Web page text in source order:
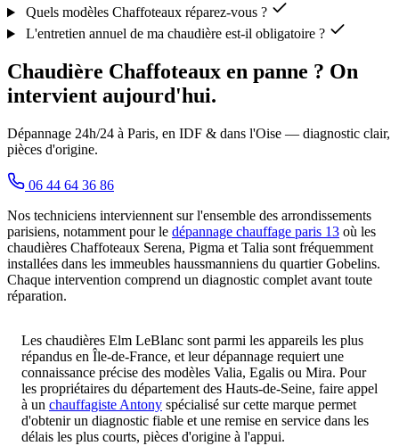
Quels modèles Chaffoteaux réparez-vous ?
L'entretien annuel de ma chaudière est-il obligatoire ?
Chaudière Chaffoteaux en panne ? On
intervient aujourd'hui.
Dépannage 24h/24 à Paris, en IDF & dans l'Oise — diagnostic clair,
pièces d'origine.
06 44 64 36 86
Nos techniciens interviennent sur l'ensemble des arrondissements
parisiens, notamment pour le dépannage chauffage paris 13 où les
chaudières Chaffoteaux Serena, Pigma et Talia sont fréquemment
installées dans les immeubles haussmanniens du quartier Gobelins.
Chaque intervention comprend un diagnostic complet avant toute
réparation.
Les chaudières Elm LeBlanc sont parmi les appareils les plus
répandus en Île-de-France, et leur dépannage requiert une
connaissance précise des modèles Valia, Egalis ou Mira. Pour
les propriétaires du département des Hauts-de-Seine, faire appel
à un chauffagiste Antony spécialisé sur cette marque permet
d'obtenir un diagnostic fiable et une remise en service dans les
délais les plus courts, pièces d'origine à l'appui.